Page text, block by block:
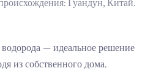
Гуандун, Китай.
— идеальное решение
из собственного дома.